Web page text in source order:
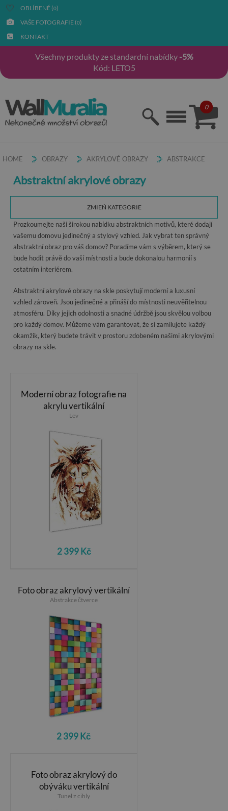
OBLÍBENÉ (0)
VAŠE FOTOGRAFIE (0)
KONTAKT
Všechny produkty ze standardní nabídky -5%
Kód: LETO5
0
HOME OBRAZY AKRYLOVÉ OBRAZY ABSTRAKCE
Abstraktní akrylové obrazy
ZMIEŃ KATEGORIE
Prozkoumejte naši širokou nabídku abstraktních motivů, které dodají
vašemu domovu jedinečný a stylový vzhled. Jak vybrat ten správný
abstraktní obraz pro váš domov? Poradíme vám s výběrem, který se
bude hodit právě do vaší místnosti a bude dokonalou harmonií s
ostatním interiérem.
Abstraktní akrylové obrazy na skle poskytují moderní a luxusní
vzhled zároveň. Jsou jedinečné a přináší do místnosti neuvěřitelnou
atmosféru. Díky jejich odolnosti a snadné údržbě jsou skvělou volbou
pro každý domov. Můžeme vám garantovat, že si zamilujete každý
okamžik, který budete trávit v prostoru zdobeném našimi akrylovými
obrazy na skle.
Moderní obraz fotografie na
akrylu vertikální
Lev
2 399 Kč
Foto obraz akrylový vertikální
Abstrakce čtverce
2 399 Kč
Foto obraz akrylový do
obýváku vertikální
Tunel z cihly